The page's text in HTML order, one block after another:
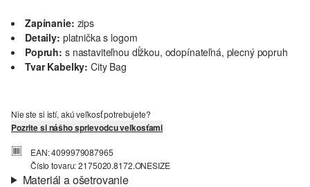
Zapínanie: zips
Detaily: platnička s logom
Popruh: s nastaviteľnou dĺžkou, odopínateľná, plecný popruh
Tvar Kabelky: City Bag
Nie ste si istí, akú veľkosť potrebujete?
Pozrite si nášho sprievodcu veľkosťami
EAN: 4099979087965
Číslo tovaru: 2175020.8172.ONESIZE
Materiál a ošetrovanie